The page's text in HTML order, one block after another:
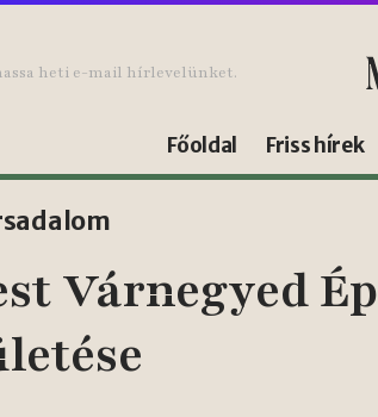
heti e-mail hírlevelünket.
Főoldal Friss hírek
Várnegyed